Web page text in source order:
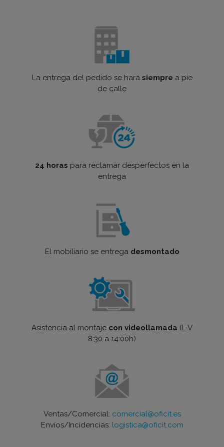
La entrega del pedido se hará siempre a pie
de calle
24 horas para reclamar desperfectos en la
entrega
El mobiliario se entrega desmontado
Asistencia al montaje con videollamada (L-V
8:30 a 14:00h)
Ventas/Comercial: comercial@oficit.es
Envíos/Incidencias: logistica@oficit.com